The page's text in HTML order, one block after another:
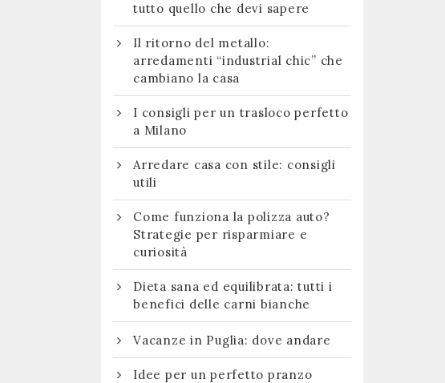
tutto quello che devi sapere
Il ritorno del metallo:
arredamenti “industrial chic” che
cambiano la casa
I consigli per un trasloco perfetto
a Milano
Arredare casa con stile: consigli
utili
Come funziona la polizza auto?
Strategie per risparmiare e
curiosità
Dieta sana ed equilibrata: tutti i
benefici delle carni bianche
Vacanze in Puglia: dove andare
Idee per un perfetto pranzo